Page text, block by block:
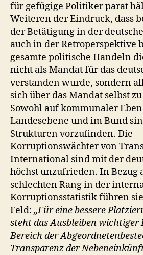
für gefügige Politiker parat
Weiteren der Eindruck, dass
der Betätigung in der
auch in der Retroperspektive
gesamte politische Handeln
nicht als Mandat für das
verstanden wurde, sondern
sich über das Mandat selbst
Sowohl auf kommunaler
Landesebene und im Bund
Strukturen vorzufinden. Die
Korruptionswächter von
International sind mit der
höchst unzufrieden. In Bezug
schlechten Rang in der
Korruptionsstatistik führen
Feld: „Für eine bessere
steht das Ausbleiben wichtiger
Bereich der
Transparenz der